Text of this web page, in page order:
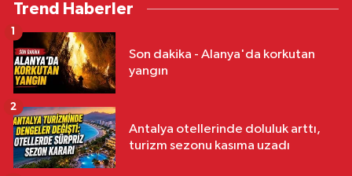
Trend Haberler
Son dakika - Alanya'da korkutan
yangın
1
Antalya otellerinde doluluk arttı,
turizm sezonu kasıma uzadı
2